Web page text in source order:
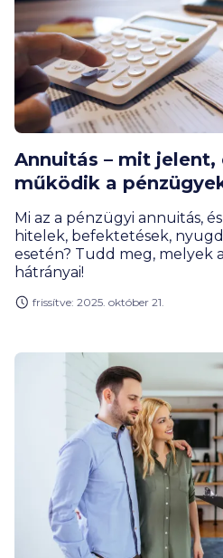
Annuitás – mit jelent,
működik a
Mi az a pénzügyi annuitás,
hitelek, befektetések,
esetén? Tudd meg, melyek
hátrányai!
frissítve: 2025. október 21.